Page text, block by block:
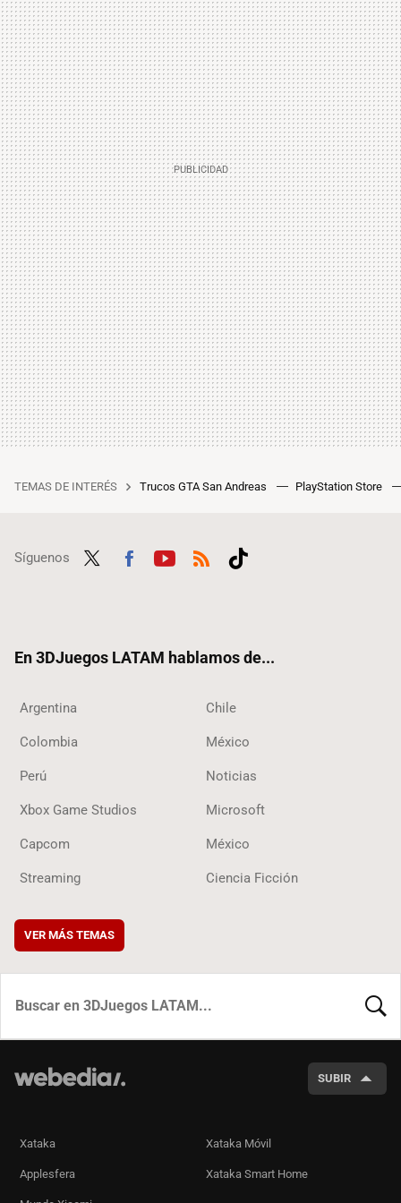
TEMAS DE INTERÉS Trucos GTA San Andreas PlayStation Store
Síguenos
En 3DJuegos LATAM hablamos de...
Argentina Chile
Colombia México
Perú Noticias
Xbox Game Studios Microsoft
Capcom México
Streaming Ciencia Ficción
VER MÁS TEMAS
SUBIR
Xataka Xataka Móvil
Applesfera Xataka Smart Home